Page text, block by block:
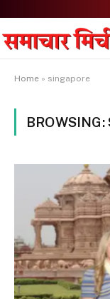
Home » singapore
BROWSING: